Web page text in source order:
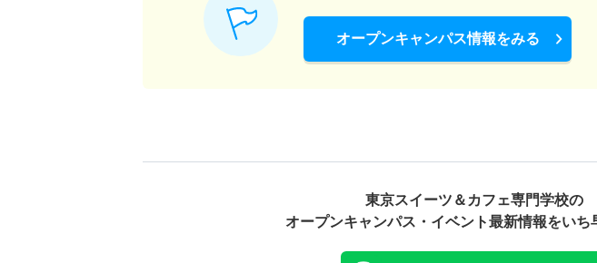
オープンキャンパス情報をみる
東京スイーツ＆カフェ専門学校の
オープンキャンパス・ イベント最新情報をいち